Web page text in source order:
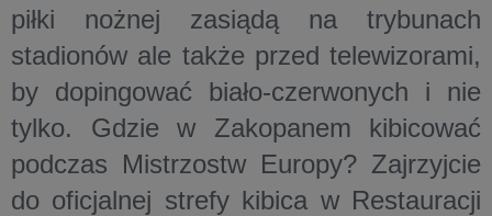
piłki nożnej zasiądą na trybunach
stadionów ale także przed telewizorami,
by dopingować biało-czerwonych i nie
tylko. Gdzie w Zakopanem kibicować
podczas Mistrzostw Europy? Zajrzyjcie
do oficjalnej strefy kibica w Restauracji